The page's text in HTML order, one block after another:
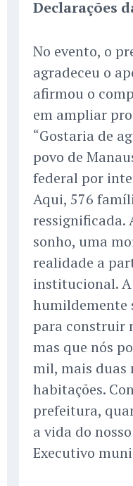
Declarações
No evento, o
agradeceu o
afirmou o
em ampliar
“Gostaria de
povo de
federal por
Aqui, 576
ressignificada.
sonho, uma
realidade a
institucional.
humildemente
para construir
mas que nós
mil, mais duas
habitações.
prefeitura,
a vida do
Executivo